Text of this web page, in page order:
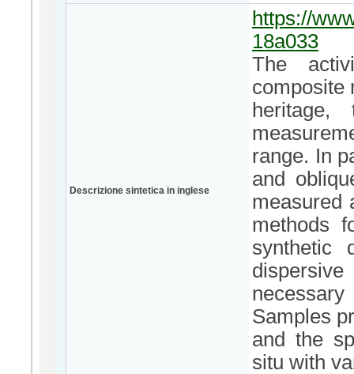
Descrizione sintetica in inglese
https://
18a033
The
composite
range. In
and
measured
methods
synthetic
Samples
and the
situ with